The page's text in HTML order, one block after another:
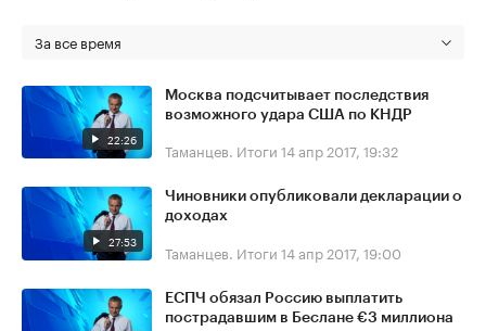
За все время
22:26
Москва подсчитывает последствия
возможного удара США по КНДР
Таманцев. Итоги 14 апр 2017, 19:32
27:53
Чиновники опубликовали декларации о
доходах
Таманцев. Итоги 14 апр 2017, 19:00
ЕСПЧ обязал Россию выплатить
пострадавшим в Беслане €3 миллиона